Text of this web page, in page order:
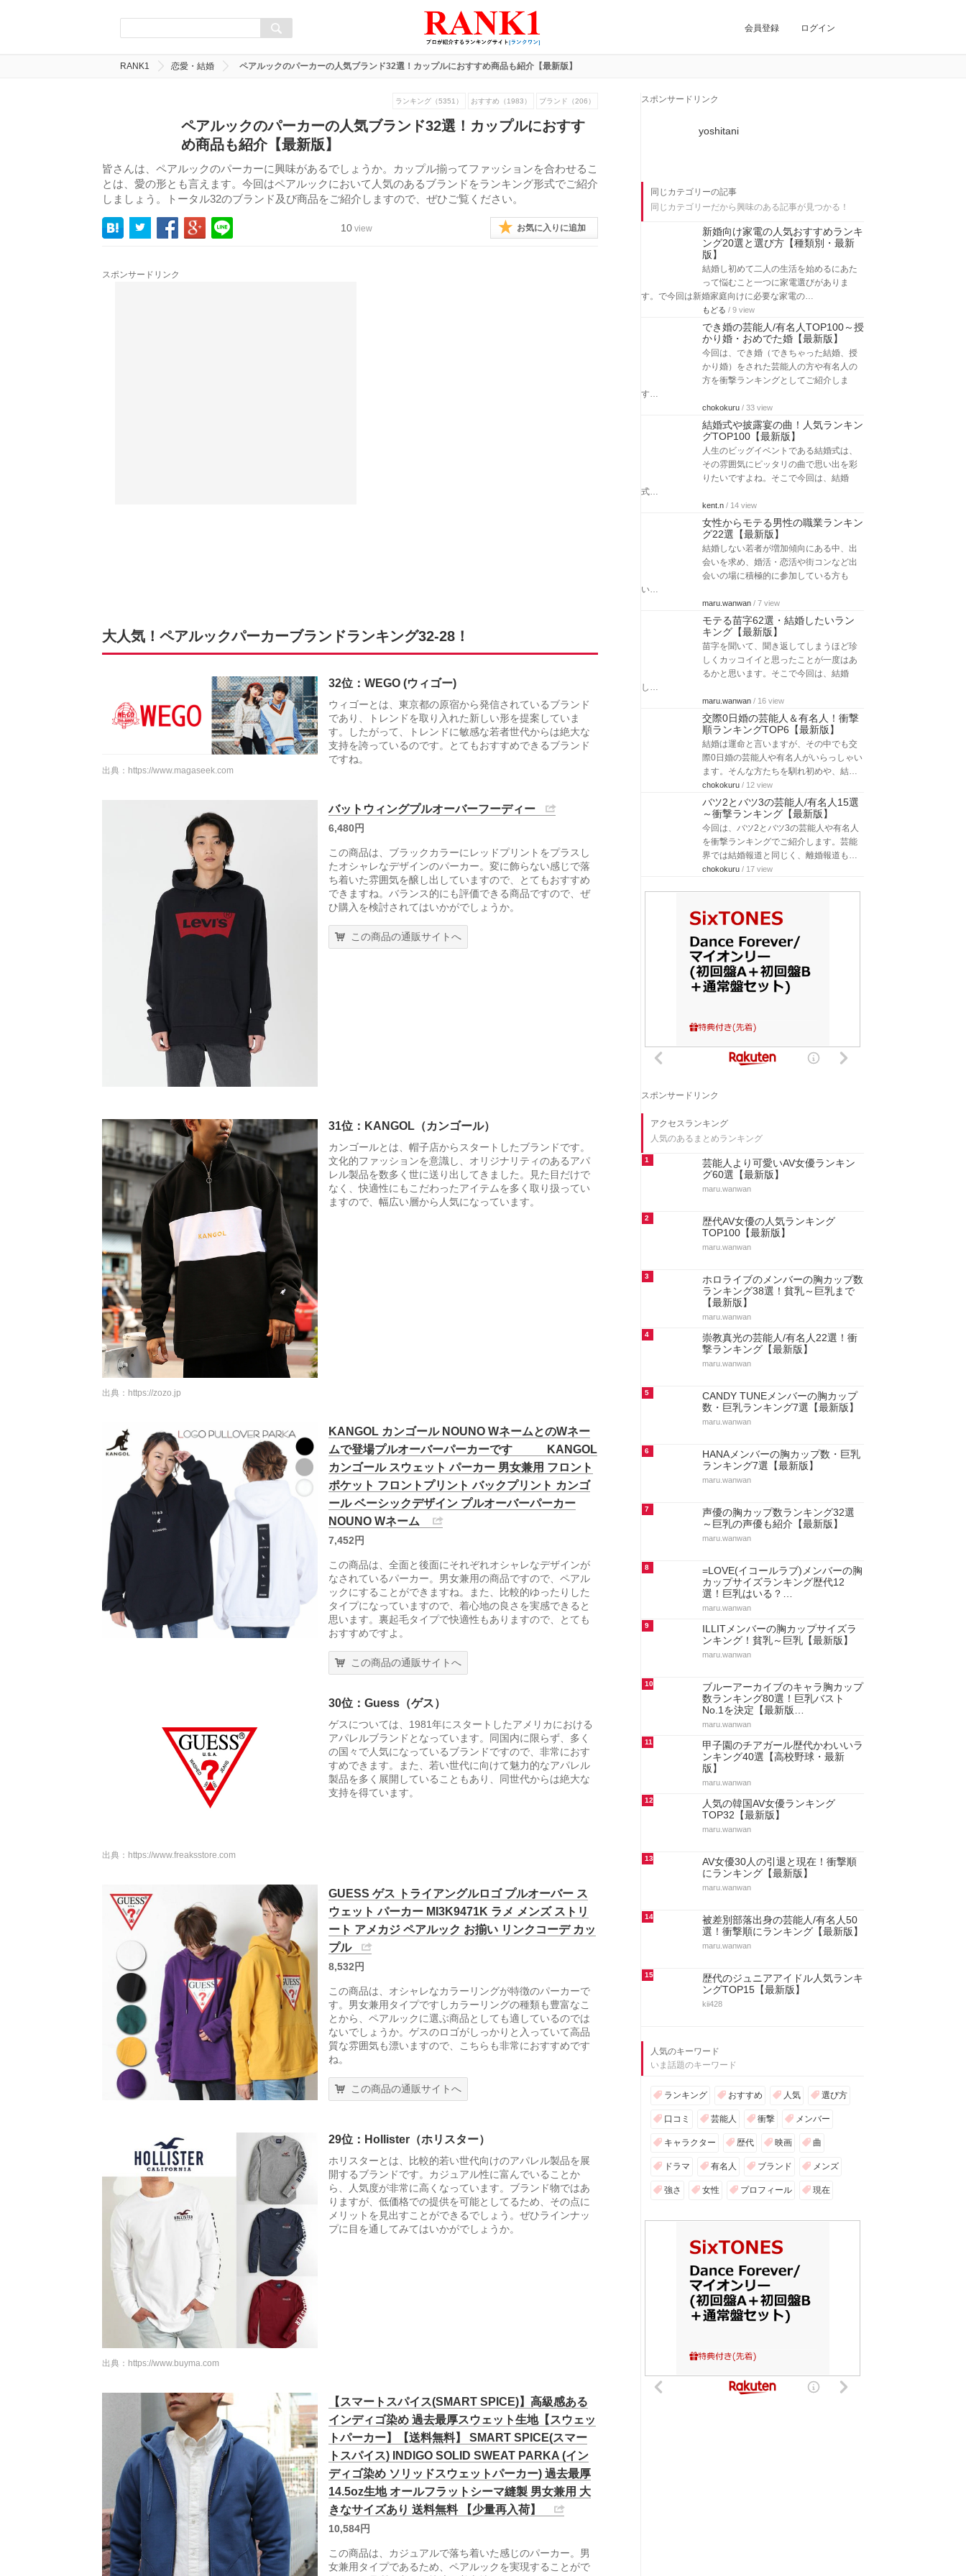
会員登録 ログイン
RANK1 恋愛・結婚 ペアルックのパーカーの人気ブランド32選！カップルにおすすめ商品も紹介【最新版】
ランキング（5351） おすすめ（1983） ブランド（206）
ペアルックのパーカーの人気ブランド32選！カップルにおすす
め商品も紹介【最新版】
皆さんは、ペアルックのパーカーに興味があるでしょうか。カップル揃ってファッションを合わせるこ
とは、愛の形とも言えます。今回はペアルックにおいて人気のあるブランドをランキング形式でご紹介
しましょう。トータル32のブランド及び商品をご紹介しますので、ぜひご覧ください。
10 view お気に入りに追加
スポンサードリンク
大人気！ペアルックパーカーブランドランキング32-28！
32位：WEGO (ウィゴー)
ウィゴーとは、東京都の原宿から発信されているブランド
であり、トレンドを取り入れた新しい形を提案していま
す。したがって、トレンドに敏感な若者世代からは絶大な
支持を誇っているのです。とてもおすすめできるブランド
ですね。
出典： https://www.magaseek.com
バットウィングプルオーバーフーディー
6,480円
この商品は、ブラックカラーにレッドプリントをプラスし
たオシャレなデザインのパーカー。変に飾らない感じで落
ち着いた雰囲気を醸し出していますので、とてもおすすめ
できますね。バランス的にも評価できる商品ですので、ぜ
ひ購入を検討されてはいかがでしょうか。
この商品の通販サイトへ
31位：KANGOL（カンゴール）
カンゴールとは、帽子店からスタートしたブランドです。
文化的ファッションを意識し、オリジナリティのあるアパ
レル製品を数多く世に送り出してきました。見た目だけで
なく、快適性にもこだわったアイテムを多く取り扱ってい
ますので、幅広い層から人気になっています。
出典： https://zozo.jp
KANGOL カンゴール NOUNO WネームとのWネー
ムで登場プルオーバーパーカーです KANGOL
カンゴール スウェット パーカー 男女兼用 フロント
ポケット フロントプリント バックプリント カンゴ
ール ベーシックデザイン プルオーバーパーカー
NOUNO Wネーム
7,452円
この商品は、全面と後面にそれぞれオシャレなデザインが
なされているパーカー。男女兼用の商品ですので、ペアル
ックにすることができますね。また、比較的ゆったりした
タイプになっていますので、着心地の良さを実感できると
思います。裏起毛タイプで快適性もありますので、とても
おすすめですよ。
この商品の通販サイトへ
30位：Guess（ゲス）
ゲスについては、1981年にスタートしたアメリカにおける
アパレルブランドとなっています。同国内に限らず、多く
の国々で人気になっているブランドですので、非常におす
すめできます。また、若い世代に向けて魅力的なアパレル
製品を多く展開していることもあり、同世代からは絶大な
支持を得ています。
出典： https://www.freaksstore.com
GUESS ゲス トライアングルロゴ プルオーバー ス
ウェット パーカー MI3K9471K ラメ メンズ ストリ
ート アメカジ ペアルック お揃い リンクコーデ カッ
プル
8,532円
この商品は、オシャレなカラーリングが特徴のパーカーで
す。男女兼用タイプですしカラーリングの種類も豊富なこ
とから、ペアルックに選ぶ商品としても適しているのでは
ないでしょうか。ゲスのロゴがしっかりと入っていて高品
質な雰囲気も漂いますので、こちらも非常におすすめです
ね。
この商品の通販サイトへ
29位：Hollister（ホリスター）
ホリスターとは、比較的若い世代向けのアパレル製品を展
開するブランドです。カジュアル性に富んでいることか
ら、人気度が非常に高くなっています。ブランド物ではあ
りますが、低価格での提供を可能としてるため、その点に
メリットを見出すことができるでしょう。ぜひラインナッ
プに目を通してみてはいかがでしょうか。
出典： https://www.buyma.com
【スマートスパイス(SMART SPICE)】高級感ある
インディゴ染め 過去最厚スウェット生地【スウェッ
トパーカー】【送料無料】 SMART SPICE(スマー
トスパイス) INDIGO SOLID SWEAT PARKA (イン
ディゴ染め ソリッドスウェットパーカー) 過去最厚
14.5oz生地 オールフラットシーマ縫製 男女兼用 大
きなサイズあり 送料無料 【少量再入荷】
10,584円
この商品は、カジュアルで落ち着いた感じのパーカー。男
女兼用タイプであるため、ペアルックを実現することがで
スポンサードリンク
yoshitani
同じカテゴリーの記事
同じカテゴリーだから興味のある記事が見つかる！
新婚向け家電の人気おすすめランキ
ング20選と選び方【種類別・最新
版】
結婚し初めて二人の生活を始めるにあた
って悩むこと一つに家電選びがありま
す。で今回は新婚家庭向けに必要な家電の…
もどる / 9 view
でき婚の芸能人/有名人TOP100～授
かり婚・おめでた婚【最新版】
今回は、でき婚（できちゃった結婚、授
かり婚）をされた芸能人の方や有名人の
方を衝撃ランキングとしてご紹介しま
す…
chokokuru / 33 view
結婚式や披露宴の曲！人気ランキン
グTOP100【最新版】
人生のビッグイベントである結婚式は、
その雰囲気にピッタリの曲で思い出を彩
りたいですよね。そこで今回は、結婚
式…
kent.n / 14 view
女性からモテる男性の職業ランキン
グ22選【最新版】
結婚しない若者が増加傾向にある中、出
会いを求め、婚活・恋活や街コンなど出
会いの場に積極的に参加している方も
い…
maru.wanwan / 7 view
モテる苗字62選・結婚したいラン
キング【最新版】
苗字を聞いて、聞き返してしまうほど珍
しくカッコイイと思ったことが一度はあ
るかと思います。そこで今回は、結婚
し…
maru.wanwan / 16 view
交際0日婚の芸能人＆有名人！衝撃
順ランキングTOP6【最新版】
結婚は運命と言いますが、その中でも交
際0日婚の芸能人や有名人がいらっしゃい
ます。そんな方たちを馴れ初めや、結…
chokokuru / 12 view
バツ2とバツ3の芸能人/有名人15選
～衝撃ランキング【最新版】
今回は、バツ2とバツ3の芸能人や有名人
を衝撃ランキングでご紹介します。芸能
界では結婚報道と同じく、離婚報道も…
chokokuru / 17 view
スポンサードリンク
アクセスランキング
人気のあるまとめランキング
1
芸能人より可愛いAV女優ランキン
グ60選【最新版】
maru.wanwan
2
歴代AV女優の人気ランキング
TOP100【最新版】
maru.wanwan
3
ホロライブのメンバーの胸カップ数
ランキング38選！貧乳～巨乳まで
【最新版】
maru.wanwan
4
崇教真光の芸能人/有名人22選！衝
撃ランキング【最新版】
maru.wanwan
5
CANDY TUNEメンバーの胸カップ
数・巨乳ランキング7選【最新版】
maru.wanwan
6
HANAメンバーの胸カップ数・巨乳
ランキング7選【最新版】
maru.wanwan
7
声優の胸カップ数ランキング32選
～巨乳の声優も紹介【最新版】
maru.wanwan
8
=LOVE(イコールラブ)メンバーの胸
カップサイズランキング歴代12
選！巨乳はいる？…
maru.wanwan
9
ILLITメンバーの胸カップサイズラ
ンキング！貧乳～巨乳【最新版】
maru.wanwan
10
ブルーアーカイブのキャラ胸カップ
数ランキング80選！巨乳バスト
No.1を決定【最新版…
maru.wanwan
11
甲子園のチアガール歴代かわいいラ
ンキング40選【高校野球・最新
版】
maru.wanwan
12
人気の韓国AV女優ランキング
TOP32【最新版】
maru.wanwan
13
AV女優30人の引退と現在！衝撃順
にランキング【最新版】
maru.wanwan
14
被差別部落出身の芸能人/有名人50
選！衝撃順にランキング【最新版】
maru.wanwan
15
歴代のジュニアアイドル人気ランキ
ングTOP15【最新版】
kii428
人気のキーワード
いま話題のキーワード
ランキング おすすめ 人気 選び方
口コミ 芸能人 衝撃 メンバー
キャラクター 歴代 映画 曲
ドラマ 有名人 ブランド メンズ
強さ 女性 プロフィール 現在